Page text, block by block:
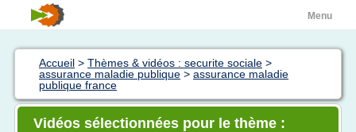
Menu
Accueil > Thèmes & vidéos : securite sociale >
assurance maladie publique > assurance maladie
publique france
Vidéos sélectionnées pour le thème :